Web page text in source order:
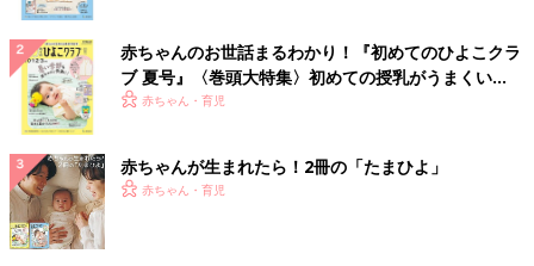
赤ちゃんのお世話まるわかり！『初めてのひよこクラ
ブ 夏号』〈巻頭大特集〉初めての授乳がうまくい
く！ おっぱい・ミルクの基本と夏のトラブル 解決テ
赤ちゃん・育児
赤ちゃんが生まれたら！2冊の「たまひよ」
赤ちゃん・育児